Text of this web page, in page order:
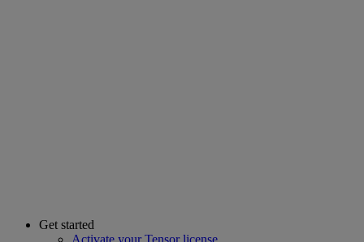
Get started
Activate your Tensor license